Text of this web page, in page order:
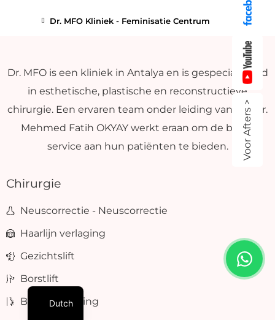
Dr. MFO Kliniek - Feminisatie Centrum
Dr. MFO is een kliniek in Antalya en is gespecialiseerd
in esthetische, plastische en reconstructieve
chirurgie. Een ervaren team onder leiding van Op. Dr.
Mehmed Fatih OKYAY werkt eraan om de beste
service aan hun patiënten te bieden.
Chirurgie
Neuscorrectie - Neuscorrectie
Haarlijn verlaging
Gezichtslift
Borstlift
Borstvergroting
Voor Afters >
Dutch